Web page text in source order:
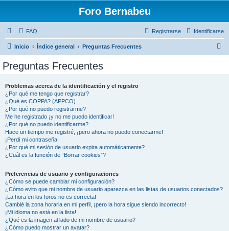
Foro Bernabeu
FAQ Identificarse
Registrarse
Inicio Índice general Preguntas Frecuentes
Preguntas Frecuentes
Problemas acerca de la identificación y el registro
¿Por qué me tengo que registrar?
¿Qué es COPPA? (APPCO)
¿Por qué no puedo registrarme?
Me he registrado ¡y no me puedo identificar!
¿Por qué no puedo identificarme?
Hace un tiempo me registré, ¡pero ahora no puedo conectarme!
¡Perdí mi contraseña!
¿Por qué mi sesión de usuario expira automáticamente?
¿Cuál es la función de “Borrar cookies”?
Preferencias de usuario y configuraciones
¿Cómo se puede cambiar mi configuración?
¿Cómo evito que mi nombre de usuario aparezca en las listas de usuarios conectados?
¡La hora en los foros no es correcta!
Cambié la zona horaria en mi perfil, ¡pero la hora sigue siendo incorrecto!
¡Mi idioma no está en la lista!
¿Qué es la imagen al lado de mi nombre de usuario?
¿Cómo puedo mostrar un avatar?